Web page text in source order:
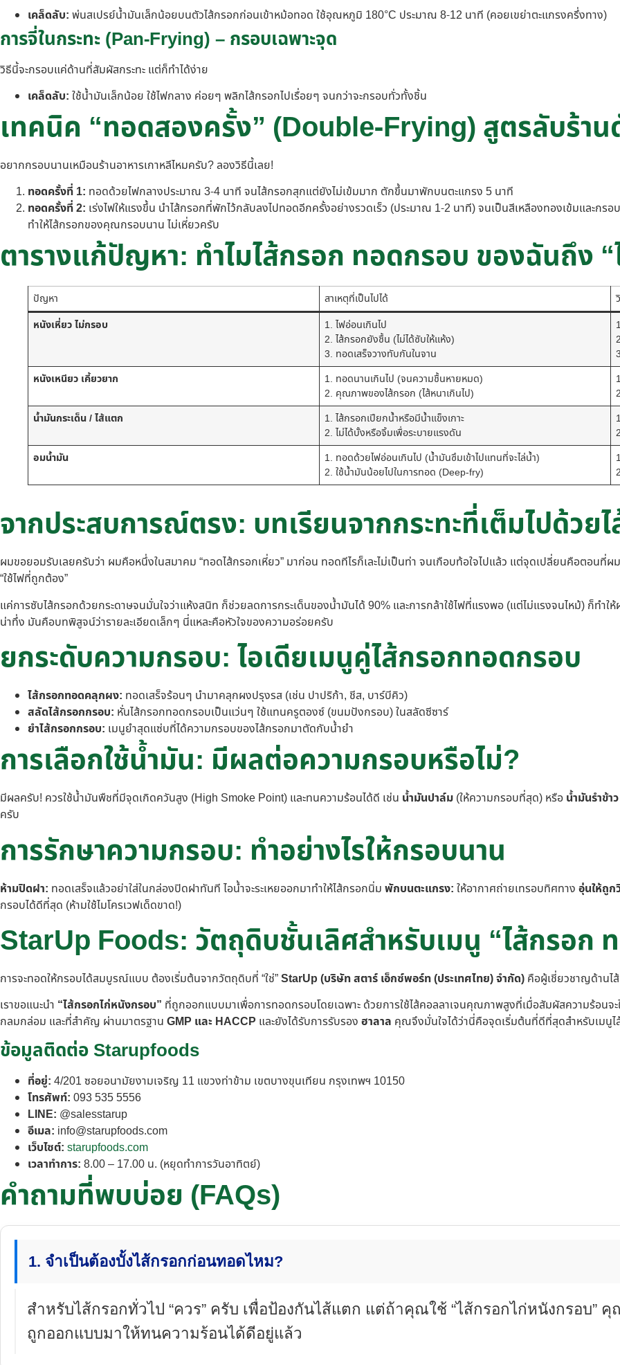
เคล็ดลับ: พ่นสเปรย์น้ำมันเล็กน้อยบนตัวไส้กรอกก่อนเข้าหม้อทอด ใช้อุณหภูมิ 180°C ประมาณ 8-12 นาที (คอยเขย่าตะแกรงครึ่งทาง)
การจี่ในกระทะ (Pan-Frying) – กรอบเฉพาะจุด
วิธีนี้จะกรอบแค่ด้านที่สัมผัสกระทะ แต่ก็ทำได้ง่าย
เคล็ดลับ: ใช้น้ำมันเล็กน้อย ใช้ไฟกลาง ค่อยๆ พลิกไส้กรอกไปเรื่อยๆ จนกว่าจะกรอบทั่วทั้งชิ้น
เทคนิค “ทอดสองครั้ง” (Double-Frying) สูตรลับร้าน
อยากกรอบนานเหมือนร้านอาหารเกาหลีไหมครับ? ลองวิธีนี้เลย!
ทอดครั้งที่ 1: ทอดด้วยไฟกลางประมาณ 3-4 นาที จนไส้กรอกสุกแต่ยังไม่เข้มมาก ตักขึ้นมาพักบนตะแกรง 5 นาที
ทอดครั้งที่ 2: เร่งไฟให้แรงขึ้น นำไส้กรอกที่พักไว้กลับลงไปทอดอีกครั้งอย่างรวดเร็ว (ประมาณ 1-2 นาที) จนเป็นสีเหลืองทองเข้มและกร
ทำให้ไส้กรอกของคุณกรอบนาน ไม่เหี่ยวครับ
ตารางแก้ปัญหา: ทำไมไส้กรอก ทอดกรอบ ของฉันถึง
ปัญหา สาเหตุที่เป็นไปได้
หนังเหี่ยว ไม่กรอบ
1. ไฟอ่อนเกินไป
2. ไส้กรอกยังชื้น (ไม่ได้ซับให้แห้ง)
3. ทอดเสร็จวางทับกันในจาน
หนังเหนียว เคี้ยวยาก
1. ทอดนานเกินไป (จนความชื้นหายหมด)
2. คุณภาพของไส้กรอก (ไส้หนาเกินไป)
น้ำมันกระเด็น / ไส้แตก
1. ไส้กรอกเปียกน้ำหรือมีน้ำแข็งเกาะ
2. ไม่ได้บั้งหรือจิ้มเพื่อระบายแรงดัน
อมน้ำมัน
1. ทอดด้วยไฟอ่อนเกินไป (น้ำมันซึมเข้าไปแทนที่จะไล่น้ำ)
2. ใช้น้ำมันน้อยไปในการทอด (Deep-fry)
จากประสบการณ์ตรง: บทเรียนจากกระทะที่เต็มไปด้วย
ผมขอยอมรับเลยครับว่า ผมคือหนึ่งในสมาคม “ทอดไส้กรอกเหี่ยว” มาก่อน ทอดทีไรก็เละไม่เป็นท่า จนเกือบท้อใจไปแล้ว แต่จุดเปลี่ยนคือตอนที่ผม
“ใช้ไฟที่ถูกต้อง”
แค่การซับไส้กรอกด้วยกระดาษจนมั่นใจว่าแห้งสนิท ก็ช่วยลดการกระเด็นของน้ำมันได้ 90% และการกล้าใช้ไฟที่แรงพอ (แต่ไม่แรงจนไหม้) ก็ทำ
น่าทึ่ง มันคือบทพิสูจน์ว่ารายละเอียดเล็กๆ นี่แหละคือหัวใจของความอร่อยครับ
ยกระดับความกรอบ: ไอเดียเมนูคู่ไส้กรอกทอดกรอบ
ไส้กรอกทอดคลุกผง: ทอดเสร็จร้อนๆ นำมาคลุกผงปรุงรส (เช่น ปาปริก้า, ชีส, บาร์บีคิว)
สลัดไส้กรอกกรอบ: หั่นไส้กรอกทอดกรอบเป็นแว่นๆ ใช้แทนครูตองซ์ (ขนมปังกรอบ) ในสลัดซีซาร์
ยำไส้กรอกกรอบ: เมนูยำสุดแซ่บที่ได้ความกรอบของไส้กรอกมาตัดกับน้ำยำ
การเลือกใช้น้ำมัน: มีผลต่อความกรอบหรือไม่?
มีผลครับ! ควรใช้น้ำมันพืชที่มีจุดเกิดควันสูง (High Smoke Point) และทนความร้อนได้ดี เช่น น้ำมันปาล์ม (ให้ความกรอบที่สุด) หรือ น้ำมันรำข้าว
ครับ
การรักษาความกรอบ: ทำอย่างไรให้กรอบนาน
ห้ามปิดฝา: ทอดเสร็จแล้วอย่าใส่ในกล่องปิดฝาทันที ไอน้ำจะระเหยออกมาทำให้ไส้กรอกนิ่ม พักบนตะแกรง: ให้อากาศถ่ายเทรอบทิศทาง อุ่นให้ถูก
กรอบได้ดีที่สุด (ห้ามใช้ไมโครเวฟเด็ดขาด!)
StarUp Foods: วัตถุดิบชั้นเลิศสำหรับเมนู “ไส้กรอก
การจะทอดให้กรอบได้สมบูรณ์แบบ ต้องเริ่มต้นจากวัตถุดิบที่ “ใช่”StarUp (บริษัท สตาร์ เอ็กซ์พอร์ท (ประเทศไทย) จำกัด) คือผู้เชี่ยวชาญด้านไ
เราขอแนะนำ “ไส้กรอกไก่หนังกรอบ” ที่ถูกออกแบบมาเพื่อการทอดกรอบโดยเฉพาะ ด้วยการใช้ไส้คอลลาเจนคุณภาพสูงที่เมื่อสัมผัสความร้อ
กลมกล่อม และที่สำคัญ ผ่านมาตรฐาน GMP และ HACCP และยังได้รับการรับรอง ฮาลาล คุณจึงมั่นใจได้ว่านี่คือจุดเริ่มต้นที่ดีที่สุดสำหรับเม
ข้อมูลติดต่อ Starupfoods
ที่อยู่: 4/201 ซอยอนามัยงามเจริญ 11 แขวงท่าข้าม เขตบางขุนเทียน กรุงเทพฯ 10150
โทรศัพท์: 093 535 5556
LINE: @salesstarup
อีเมล: info@starupfoods.com
เว็บไซต์: starupfoods.com
เวลาทำการ: 8.00 – 17.00 น. (หยุดทำการวันอาทิตย์)
คำถามที่พบบ่อย (FAQs)
1. จำเป็นต้องบั้งไส้กรอกก่อนทอดไหม?
สำหรับไส้กรอกทั่วไป “ควร” ครับ เพื่อป้องกันไส้แตก แต่ถ้าคุณใช้ “ไส้กรอกไก่หนังกรอบ”
ถูกออกแบบมาให้ทนความร้อนได้ดีอยู่แล้ว